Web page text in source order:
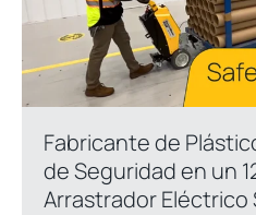
Fabricante de
de Seguridad en un
Arrastrador Eléctrico